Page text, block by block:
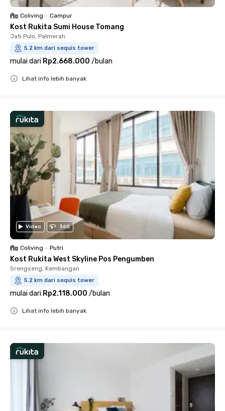
Coliving • Campur
Kost Rukita Sumi House Tomang
Jati Pulo, Palmerah
5.2 km dari sequis tower
mulai dari Rp2.668.000 /bulan
Lihat info lebih banyak
Video 360
Coliving • Putri
Kost Rukita West Skyline Pos Pengumben
Srengseng, Kembangan
5.2 km dari sequis tower
mulai dari Rp2.118.000 /bulan
Lihat info lebih banyak